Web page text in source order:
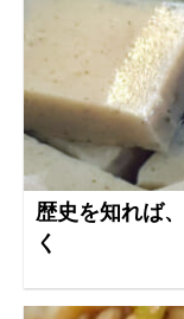
歴史を知れば
く